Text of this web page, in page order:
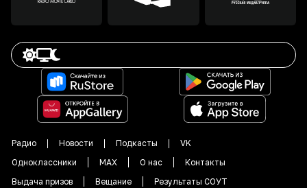
Радио Новости Подкасты
VK
Одноклассники
MAX О нас
Контакты
Выдача призов
Вещание Результаты СОУТ